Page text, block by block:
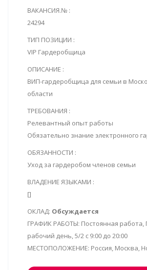
ВАКАНСИЯ.№ :
24294
ТИП ПОЗИЦИИ :
VIP Гардеробщица
ОПИСАНИЕ :
ВИП-гардеробщица для семьи в
области
ТРЕБОВАНИЯ :
Релевантный опыт работы
Обязательно знание электронного
ОБЯЗАННОСТИ :
Уход за гардеробом членов семьи
ВЛАДЕНИЕ ЯЗЫКАМИ :
[]
ОКЛАД: Обсуждается
ГРАФИК РАБОТЫ: Постоянная
рабочий день, 5/2 с 9:00 до 20:00
МЕСТОПОЛОЖЕНИЕ: Россия, Москва,